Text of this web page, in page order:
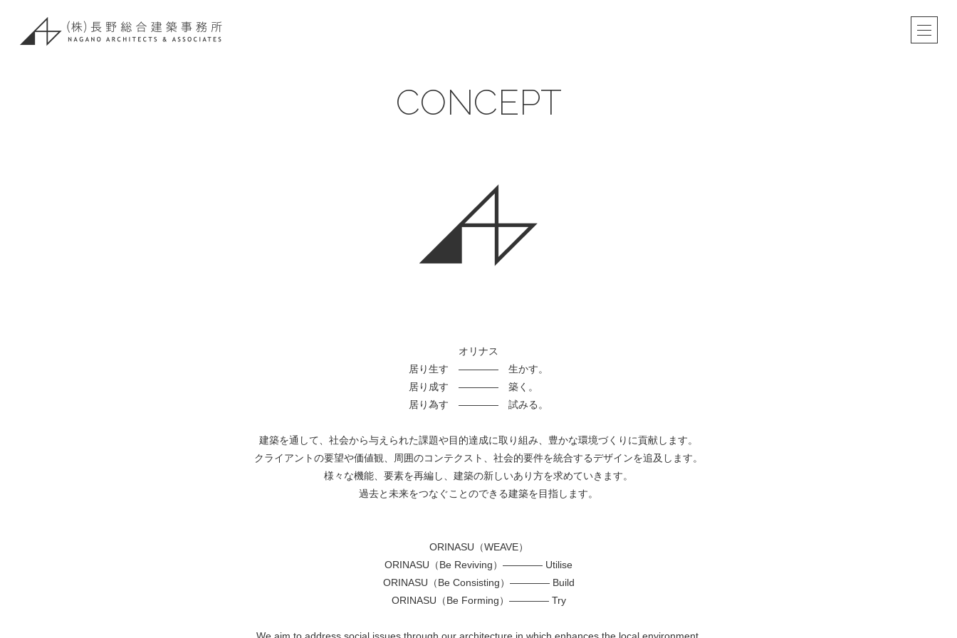
CONCEPT
オリナス
居り生す ———— 生かす。
居り成す ———— 築く。
居り為す ———— 試みる。
建築を通して、社会から与えられた課題や目的達成に取り組み、豊かな環境づくりに貢献します。
クライアントの要望や価値観、周囲のコンテクスト、社会的要件を統合するデザインを追及します。
様々な機能、要素を再編し、建築の新しいあり方を求めていきます。
過去と未来をつなぐことのできる建築を目指します。
ORINASU（WEAVE）
ORINASU（Be Reviving）———— Utilise
ORINASU（Be Consisting）———— Build
ORINASU（Be Forming）———— Try